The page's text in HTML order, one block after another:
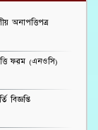
অনাপত্তিপত্র
ফরম (এনওসি)
বিজ্ঞপ্তি